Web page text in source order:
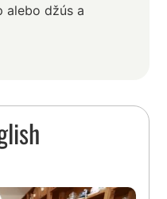
alebo džús a